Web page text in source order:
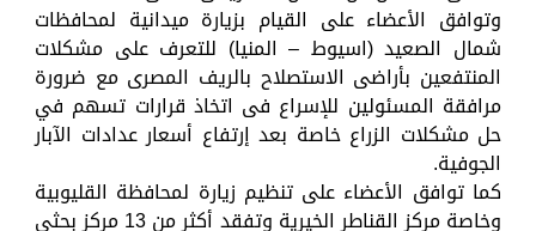
وتوافق الأعضاء على القيام بزيارة ميدانية لمحافظات
شمال الصعيد (اسيوط – المنيا) للتعرف على مشكلات
المنتفعين بأراضى الاستصلاح بالريف المصرى مع ضرورة
مرافقة المسئولين للإسراع فى اتخاذ قرارات تسهم في
حل مشكلات الزراع خاصة بعد إرتفاع أسعار عدادات الآبار
الجوفية.
كما توافق الأعضاء على تنظيم زيارة لمحافظة القليوبية
وخاصة مركز القناطر الخيرية وتفقد أكثر من 13 مركز بحثى